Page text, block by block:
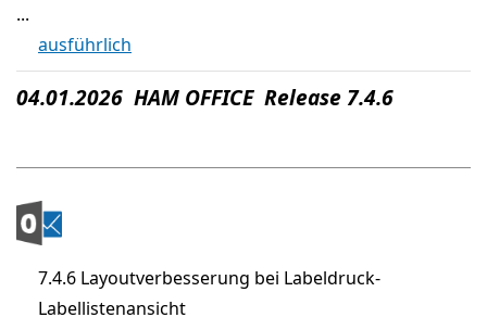
...
ausführlich
04.01.2026 HAM OFFICE Release 7.4.6
7.4.6 Layoutverbesserung bei Labeldruck-
Labellistenansicht